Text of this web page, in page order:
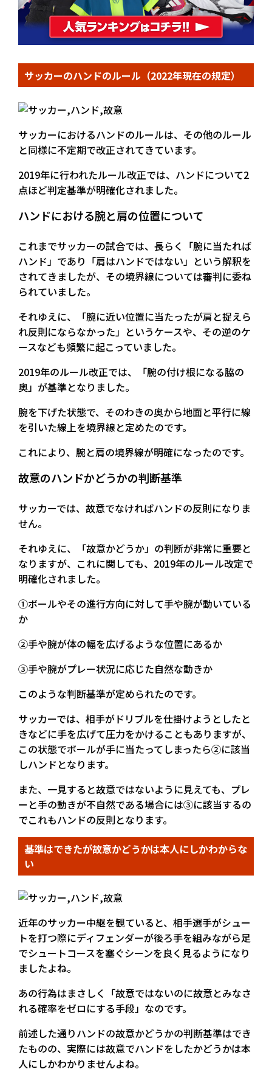
サッカーのハンドのルール（2022年現在の規定）
サッカーにおけるハンドのルールは、その他のルール
と同様に不定期で改正されてきています。
2019年に行われたルール改正では、ハンドについて2
点ほど判定基準が明確化されました。
ハンドにおける腕と肩の位置について
これまでサッカーの試合では、長らく「腕に当たれば
ハンド」であり「肩はハンドではない」という解釈を
されてきましたが、その境界線については審判に委ね
られていました。
それゆえに、「腕に近い位置に当たったが肩と捉えら
れ反則にならなかった」というケースや、その逆のケ
ースなども頻繁に起こっていました。
2019年のルール改正では、「腕の付け根になる脇の
奥」が基準となりました。
腕を下げた状態で、そのわきの奥から地面と平行に線
を引いた線上を境界線と定めたのです。
これにより、腕と肩の境界線が明確になったのです。
故意のハンドかどうかの判断基準
サッカーでは、故意でなければハンドの反則になりま
せん。
それゆえに、「故意かどうか」の判断が非常に重要と
なりますが、これに関しても、2019年のルール改定で
明確化されました。
①ボールやその進行方向に対して手や腕が動いている
か
②手や腕が体の幅を広げるような位置にあるか
③手や腕がプレー状況に応じた自然な動きか
このような判断基準が定められたのです。
サッカーでは、相手がドリブルを仕掛けようとしたと
きなどに手を広げて圧力をかけることもありますが、
この状態でボールが手に当たってしまったら②に該当
しハンドとなります。
また、一見すると故意ではないように見えても、プレ
ーと手の動きが不自然である場合には③に該当するの
でこれもハンドの反則となります。
基準はできたが故意かどうかは本人にしかわからな
い
近年のサッカー中継を観ていると、相手選手がシュー
トを打つ際にディフェンダーが後ろ手を組みながら足
でシュートコースを塞ぐシーンを良く見るようになり
ましたよね。
あの行為はまさしく「故意ではないのに故意とみなさ
れる確率をゼロにする手段」なのです。
前述した通りハンドの故意かどうかの判断基準はでき
たものの、実際には故意でハンドをしたかどうかは本
人にしかわかりませんよね。